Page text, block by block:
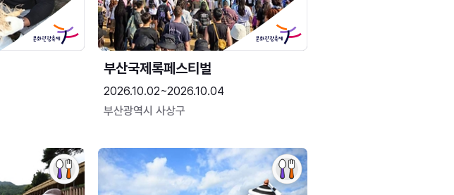
부산국제록페스티벌
2026.10.02~2026.10.04
부산광역시 사상구